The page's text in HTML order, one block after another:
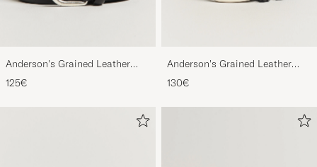
Anderson's Grained Leather
Belt 2,5 cm Black
125€
Anderson's Grained Leather
Belt 3 cm Black
130€